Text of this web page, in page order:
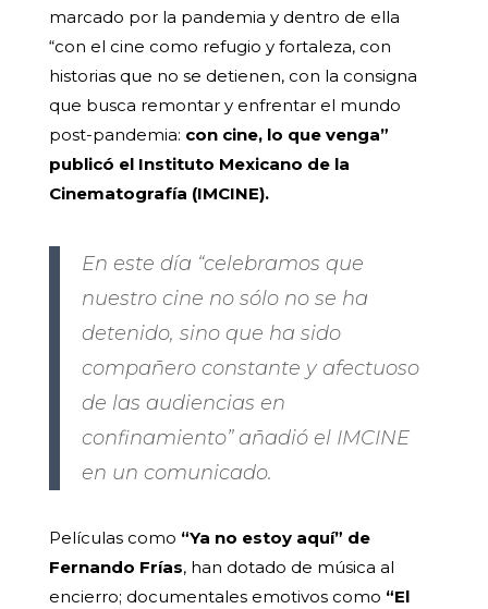
marcado por la pandemia y dentro de ella
“con el cine como refugio y fortaleza, con
historias que no se detienen, con la consigna
que busca remontar y enfrentar el mundo
post-pandemia: con cine, lo que venga”
publicó el Instituto Mexicano de la
Cinematografía (IMCINE).
En este día “celebramos que
nuestro cine no sólo no se ha
detenido, sino que ha sido
compañero constante y afectuoso
de las audiencias en
confinamiento” añadió el IMCINE
en un comunicado.
Películas como “Ya no estoy aquí” de
Fernando Frías, han dotado de música al
encierro; documentales emotivos como “El